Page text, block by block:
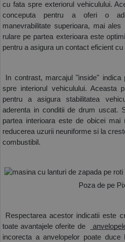
cu fata spre exteriorul vehiculului.
conceputa pentru a oferi o
manevrabilitate superioara, mai
rulare pe partea exterioara este
pentru a asigura un contact eficient
In contrast, marcajul "inside" indica
spre interiorul vehiculului. Aceasta
pentru a asigura stabilitatea
aderenta in conditii de drum uscat.
partea interioara este de obicei
reducerea uzurii neuniforme si la
combustibil.
Poza de pe
Respectarea acestor indicatii este
toate avantajele oferite de
incorecta a anvelopelor poate duce